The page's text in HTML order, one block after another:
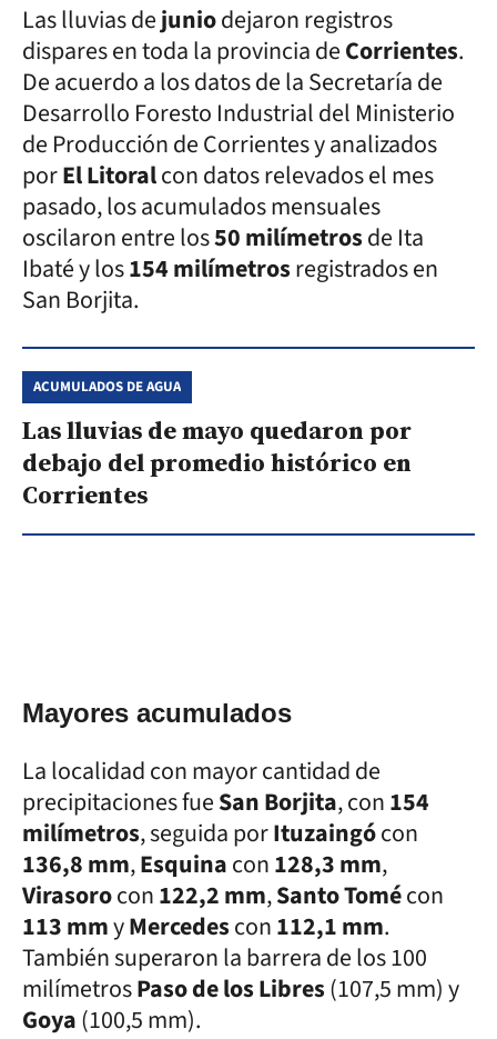
Las lluvias dejuniodejaron registros
dispares en toda la provincia deCorrientes.
De acuerdo a los datos de la Secretaría de
Desarrollo Foresto Industrial del Ministerio
de Producción de Corrientes y analizados
porEl Litoralcon datos relevados el mes
pasado, los acumulados mensuales
oscilaron entre los50 milímetrosde Ita
Ibaté y los154 milímetrosregistrados en
San Borjita.
ACUMULADOS DE AGUA
Las lluvias de mayo quedaron por
debajo del promedio histórico en
Corrientes
Mayores acumulados
La localidad con mayor cantidad de
precipitaciones fueSan Borjita, con154
milímetros, seguida porItuzaingócon
136,8 mm,Esquinacon128,3 mm,
Virasorocon122,2 mm,Santo Tomécon
113 mmyMercedescon112,1 mm.
También superaron la barrera de los 100
milímetrosPaso de los Libres(107,5 mm) y
Goya(100,5 mm).